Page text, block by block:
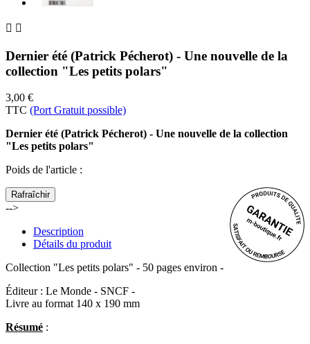
 
Dernier été (Patrick Pécherot) - Une nouvelle de la
collection "Les petits polars"
3,00 €
TTC (Port Gratuit possible)
Dernier été (Patrick Pécherot) - Une nouvelle de la collection
"Les petits polars"
Poids de l'article :
-->
Description
Détails du produit
Collection "Les petits polars" - 50 pages environ -
Éditeur : Le Monde - SNCF -
Livre au format 140 x 190 mm
Résumé :